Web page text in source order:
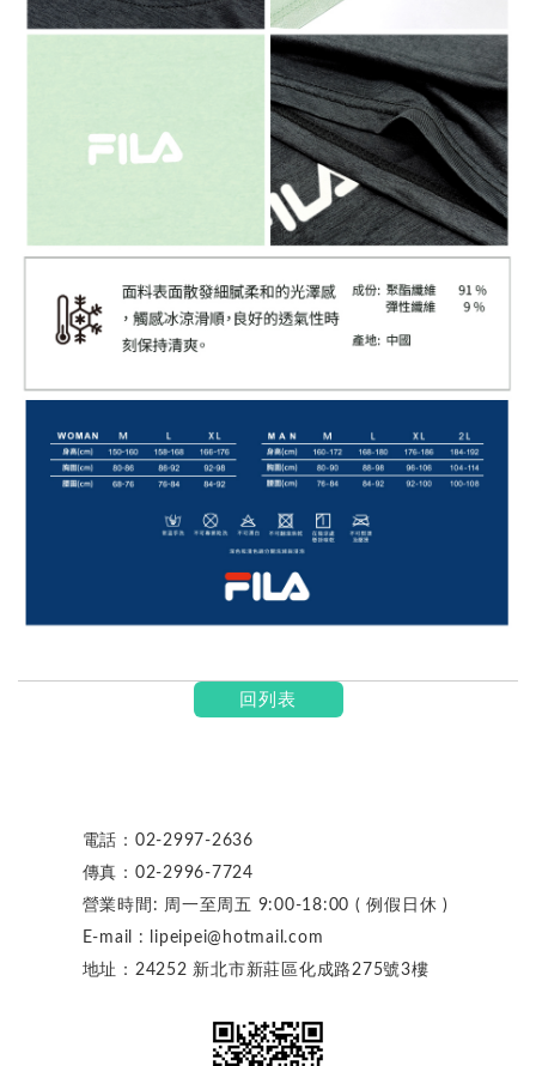
回列表
電話： 02-2997-2636
傳真： 02-2996-7724
營業時間: 周一至周五 9:00-18:00 ( 例假日休 )
E-mail : lipeipei@hotmail.com
地址：24252 新北市新莊區化成路275號3樓